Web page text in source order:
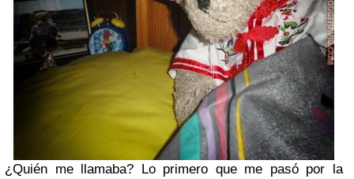
¿Quién me llamaba? Lo primero que me pasó por la